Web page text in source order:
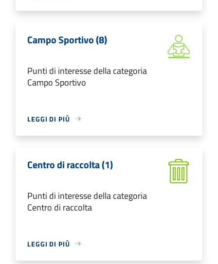
Campo Sportivo (8)
Punti di interesse della categoria
Campo Sportivo
LEGGI DI PIÙ
Centro di raccolta (1)
Punti di interesse della categoria
Centro di raccolta
LEGGI DI PIÙ